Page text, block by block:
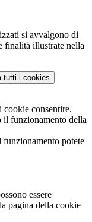
si avvalgono di
finalità illustrate nella
tutti i cookies
cookie consentire.
il funzionamento della
funzionamento potete
essere
pagina della cookie